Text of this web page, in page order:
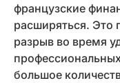
французские
расширяться. Это
разрыв во время
большое